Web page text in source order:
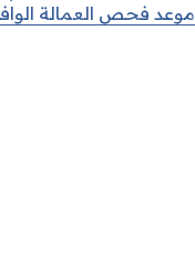
موعد فحص العمالة